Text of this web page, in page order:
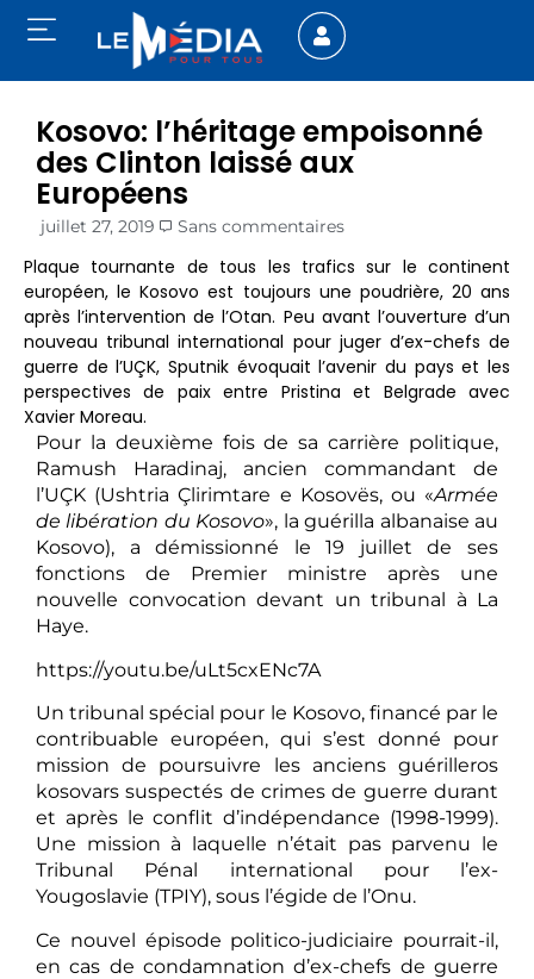
Kosovo: l’héritage empoisonné
des Clinton laissé aux
Européens
juillet 27, 2019 Sans commentaires
Plaque tournante de tous les trafics sur le continent
européen, le Kosovo est toujours une poudrière, 20 ans
après l’intervention de l’Otan. Peu avant l’ouverture d’un
nouveau tribunal international pour juger d’ex-chefs de
guerre de l’UÇK, Sputnik évoquait l’avenir du pays et les
perspectives de paix entre Pristina et Belgrade avec
Xavier Moreau.
Pour la deuxième fois de sa carrière politique,
Ramush Haradinaj, ancien commandant de
l’UÇK (Ushtria Çlirimtare e Kosovës, ou «Armée
de libération du Kosovo», la guérilla albanaise au
Kosovo), a démissionné le 19 juillet de ses
fonctions de Premier ministre après une
nouvelle convocation devant un tribunal à La
Haye.
https://youtu.be/uLt5cxENc7A
Un tribunal spécial pour le Kosovo, financé par le
contribuable européen, qui s’est donné pour
mission de poursuivre les anciens guérilleros
kosovars suspectés de crimes de guerre durant
et après le conflit d’indépendance (1998-1999).
Une mission à laquelle n’était pas parvenu le
Tribunal Pénal international pour l’ex-
Yougoslavie (TPIY), sous l’égide de l’Onu.
Ce nouvel épisode politico-judiciaire pourrait-il,
en cas de condamnation d’ex-chefs de guerre